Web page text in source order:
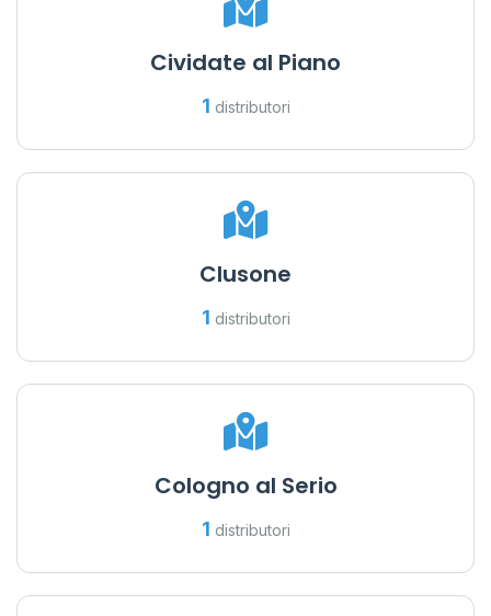
Cividate al Piano
1 distributori
Clusone
1 distributori
Cologno al Serio
1 distributori